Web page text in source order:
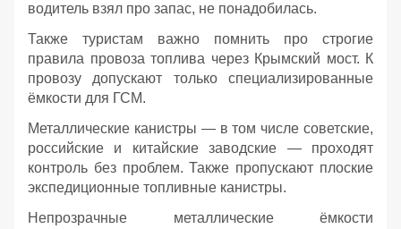
водитель взял про запас, не понадобилась.
Также туристам важно помнить про строгие
правила провоза топлива через Крымский мост. К
провозу допускают только специализированные
ёмкости для ГСМ.
Металлические канистры — в том числе советские,
российские и китайские заводские — проходят
контроль без проблем. Также пропускают плоские
экспедиционные топливные канистры.
Непрозрачные металлические ёмкости